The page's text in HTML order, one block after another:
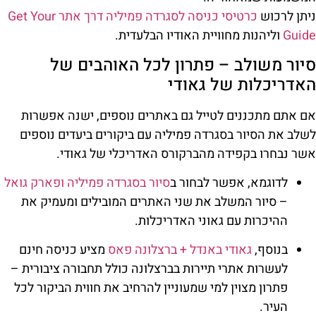
ניתן לרכוש
כרטיסי כניסה לסגרדה פמיליה דרך אתר Get Your
Guide וליהנות מחוויית האודיו הבלעדית.
סיור משולב – פתרון לכל האוהבים של
האדריכלות של גאודי
אם אתם מתכננים לטייל גם באתרים נוספים, ישנה אפשרות
לשלב את הסיור בסגרדה פמיליה עם ביקורים ביעדים נוספים
אשר נבחרו בקפידה מהברקורס האדריכלי של גאודי.
לדוגמא, אפשר לבחור בסיור בסגרדה פמיליה ופארק גואל
– סיור המשלב את שני האתרים המובילים ומעמיק את
ההיכרות עם גאוני האדריכלות.
בנוסף,גאודי באנדל + ברצלונה פאס מציע כניסה חינם
לעשרות אתרי תיירות בברצלונה כולל תחבורה ציבורית –
פתרון מצוין למי שמעוניין להרחיב את חווית הביקור לכל
העיר.